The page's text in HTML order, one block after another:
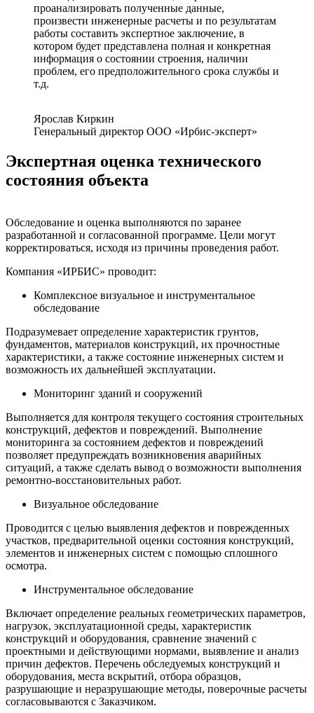
проанализировать полученные данные,
произвести инженерные расчеты и по результатам
работы составить экспертное заключение, в
котором будет представлена полная и конкретная
информация о состоянии строения, наличии
проблем, его предположительного срока службы и
т.д.
Ярослав Киркин
Генеральный директор ООО «Ирбис-эксперт»
Экспертная оценка технического
состояния объекта
Обследование и оценка выполняются по заранее
разработанной и согласованной программе. Цели могут
корректироваться, исходя из причины проведения работ.
Компания «ИРБИС» проводит:
Комплексное визуальное и инструментальное
обследование
Подразумевает определение характеристик грунтов,
фундаментов, материалов конструкций, их прочностные
характеристики, а также состояние инженерных систем и
возможность их дальнейшей эксплуатации.
Мониторинг зданий и сооружений
Выполняется для контроля текущего состояния строительных
конструкций, дефектов и повреждений. Выполнение
мониторинга за состоянием дефектов и повреждений
позволяет предупреждать возникновения аварийных
ситуаций, а также сделать вывод о возможности выполнения
ремонтно-восстановительных работ.
Визуальное обследование
Проводится с целью выявления дефектов и поврежденных
участков, предварительной оценки состояния конструкций,
элементов и инженерных систем с помощью сплошного
осмотра.
Инструментальное обследование
Включает определение реальных геометрических параметров,
нагрузок, эксплуатационной среды, характеристик
конструкций и оборудования, сравнение значений с
проектными и действующими нормами, выявление и анализ
причин дефектов. Перечень обследуемых конструкций и
оборудования, места вскрытий, отбора образцов,
разрушающие и неразрушающие методы, поверочные расчеты
согласовываются с Заказчиком.